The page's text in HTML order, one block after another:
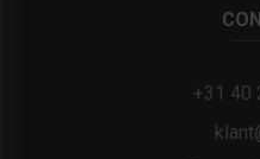
+31 40